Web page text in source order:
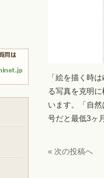
「絵を描く時
る写真を克明
います。「自
号だと最低3ヶ
« 次の投稿へ